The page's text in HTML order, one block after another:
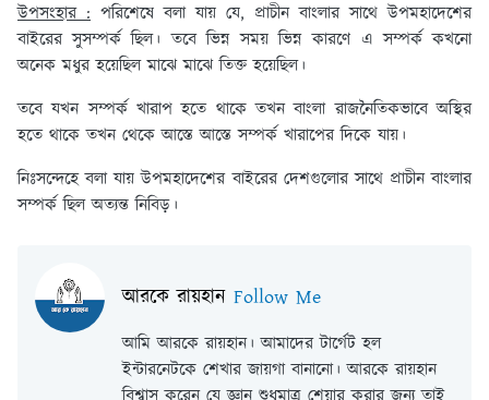
উপসংহার : পরিশেষে বলা যায় যে, প্রাচীন বাংলার সাথে উপমহাদেশের
বাইরের সুসম্পর্ক ছিল। তবে ভিন্ন সময় ভিন্ন কারণে এ সম্পর্ক কখনো
অনেক মধুর হয়েছিল মাঝে মাঝে তিক্ত হয়েছিল।
তবে যখন সম্পর্ক খারাপ হতে থাকে তখন বাংলা রাজনৈতিকভাবে অস্থির
হতে থাকে তখন থেকে আস্তে আস্তে সম্পর্ক খারাপের দিকে যায়।
নিঃসন্দেহে বলা যায় উপমহাদেশের বাইরের দেশগুলোর সাথে প্রাচীন বাংলার
সম্পর্ক ছিল অত্যন্ত নিবিড়।
আরকে রায়হান Follow Me
আমি আরকে রায়হান। আমাদের টার্গেট হল
ইন্টারনেটকে শেখার জায়গা বানানো। আরকে রায়হান